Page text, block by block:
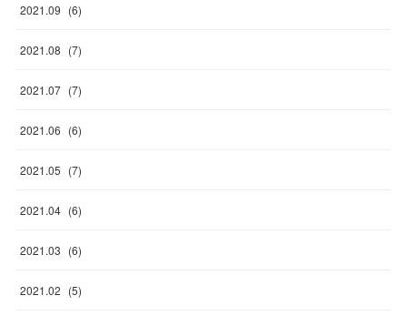
2021.09 (6)
2021.08 (7)
2021.07 (7)
2021.06 (6)
2021.05 (7)
2021.04 (6)
2021.03 (6)
2021.02 (5)